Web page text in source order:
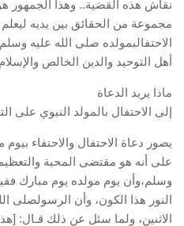
نقاش هذه القضية.. وهذا الجمهور
مجموعة من الحقائق بين يديه
الاحتفالبمولده صلى الله عليه
أهل التوحيد والدين الخالص
ماذا يريد الدعاة
إلى الاحتفال بالمولد النبوي على
يصور دعاة الاحتفال والاحتفاء
على أنه هو مقتضى المحبة
وسلم،وأن يوم مولده يوم مبارك
النور هذا الكون، وأن الرسولصلى
الاثنين، ولما سئل عن ذلك قـال: